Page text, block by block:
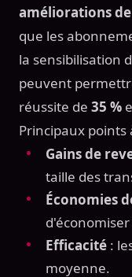
améliorations
que les
la sensibilisation
peuvent
réussite de 35 %
Principaux points
Gains de
taille des
Économies
d'économiser
Efficacité :
moyenne.